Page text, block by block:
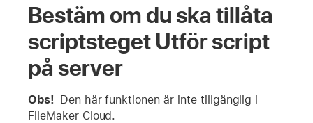
Bestäm om du ska tillåta
scriptsteget Utför script
på server
Obs! Den här funktionen är inte tillgänglig i
FileMaker Cloud.